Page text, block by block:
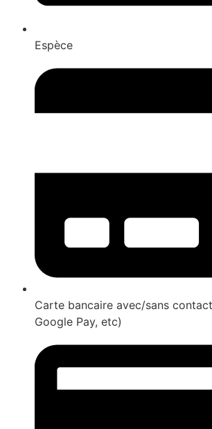
Espèce
Carte bancaire avec/sans
Google Pay, etc)